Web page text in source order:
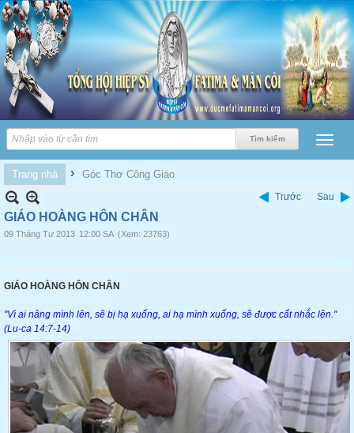
Trang nhà › Góc Thơ Công Giáo
Trước Sau
GIÁO HOÀNG HÔN CHÂN
09 Tháng Tư 2013 12:00 SA (Xem: 23763)
GIÁO HOÀNG HÔN CHÂN
"Vì ai nâng mình lên, sẽ bị hạ xuống, ai hạ mình xuống, sẽ được cất nhắc lên."
(Lu-ca 14:7-14)